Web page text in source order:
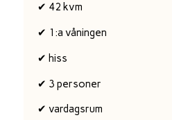
✔ 42 kvm
✔ 1:a våningen
✔ hiss
✔ 3 personer
✔ vardagsrum